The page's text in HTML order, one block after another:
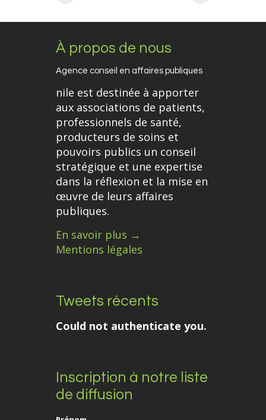
À propos de nous
Agence conseil en affaires publiques
nile est destinée à apporter
aux associations de patients,
professionnels de santé,
producteurs de soins et
pouvoirs publics un conseil
stratégique et une expertise
dans la réflexion et la mise en
œuvre de leurs affaires
publiques.
En savoir plus →
Mentions légales
Tweets récents
Could not authenticate you.
Inscription à notre liste
de diffusion